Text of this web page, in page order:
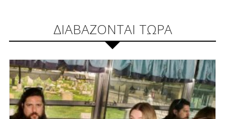
ΔΙΑΒΑΖΟΝΤΑΙ ΤΩΡΑ